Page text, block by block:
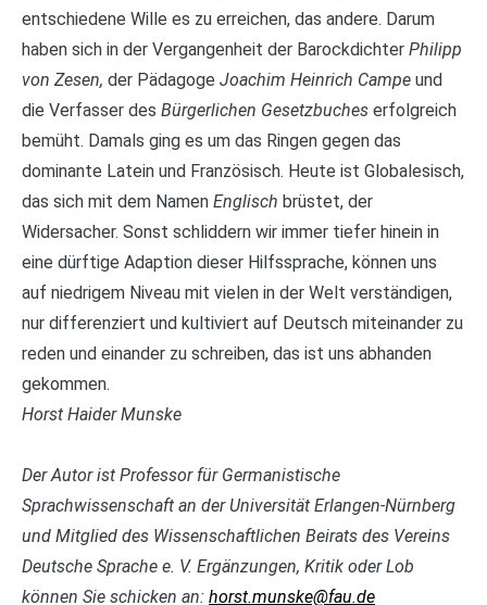
entschiedene Wille es zu erreichen, das andere. Darum
haben sich in der Vergangenheit der Barockdichter Philipp
von Zesen, der Pädagoge Joachim Heinrich Campe und
die Verfasser des Bürgerlichen Gesetzbuches erfolgreich
bemüht. Damals ging es um das Ringen gegen das
dominante Latein und Französisch. Heute ist Globalesisch,
das sich mit dem Namen Englisch brüstet, der
Widersacher. Sonst schliddern wir immer tiefer hinein in
eine dürftige Adaption dieser Hilfssprache, können uns
auf niedrigem Niveau mit vielen in der Welt verständigen,
nur differenziert und kultiviert auf Deutsch miteinander zu
reden und einander zu schreiben, das ist uns abhanden
gekommen.
Horst Haider Munske
Der Autor ist Professor für Germanistische
Sprachwissenschaft an der Universität Erlangen-Nürnberg
und Mitglied des Wissenschaftlichen Beirats des Vereins
Deutsche Sprache e. V. Ergänzungen, Kritik oder Lob
können Sie schicken an: horst.munske@fau.de